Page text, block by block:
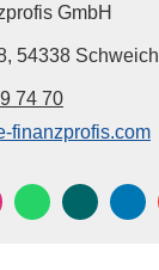
GmbH
54338 Schweich
74 70
finanzprofis.com